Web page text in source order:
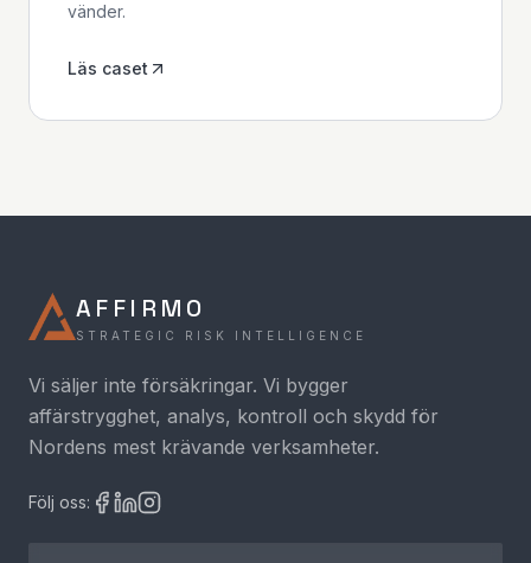
vänder.
Läs caset
AFFIRMO
STRATEGIC RISK INTELLIGENCE
Vi säljer inte försäkringar. Vi bygger
affärstrygghet, analys, kontroll och skydd för
Nordens mest krävande verksamheter.
Följ oss: